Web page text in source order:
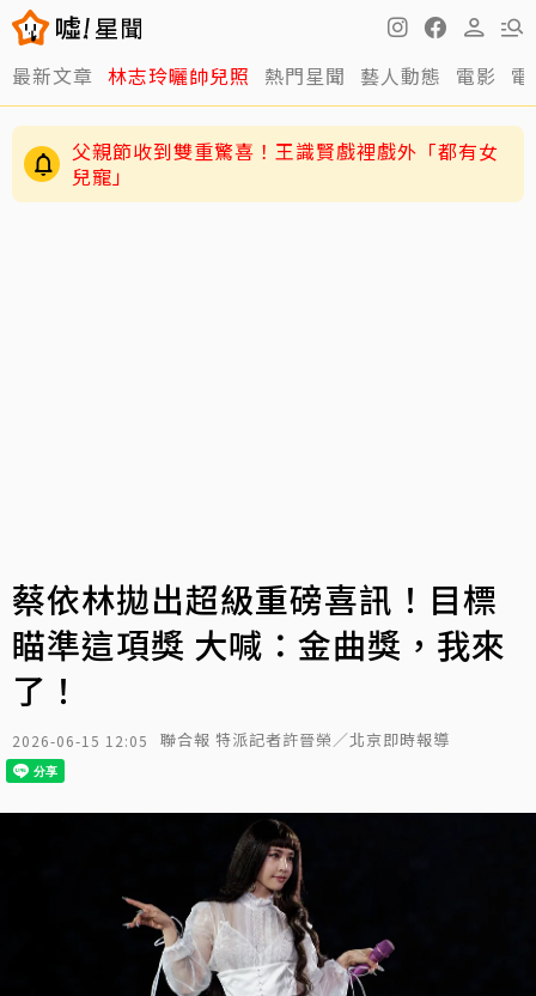
最新文章 林志玲曬帥兒照 熱門星聞 藝人動態 電影
父親節收到雙重驚喜！王識賢戲裡戲外「都有女
兒寵」
蔡依林拋出超級重磅喜訊！目標
瞄準這項獎 大喊：金曲獎，我來
了！
2026-06-15 12:05 聯合報 特派記者許晉榮／北京即時報導